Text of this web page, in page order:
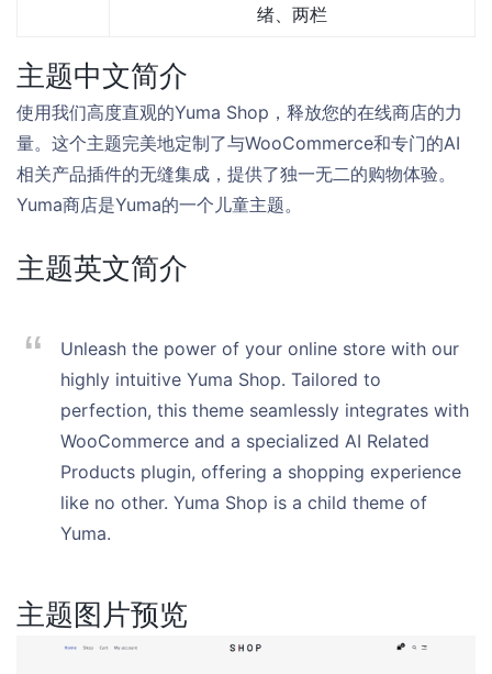
绪、两栏
主题中文简介
使用我们高度直观的Yuma Shop，释放您的在线商店的力
量。这个主题完美地定制了与WooCommerce和专门的AI
相关产品插件的无缝集成，提供了独一无二的购物体验。
Yuma商店是Yuma的一个儿童主题。
主题英文简介
Unleash the power of your online store with our
highly intuitive Yuma Shop. Tailored to
perfection, this theme seamlessly integrates with
WooCommerce and a specialized AI Related
Products plugin, offering a shopping experience
like no other. Yuma Shop is a child theme of
Yuma.
主题图片预览